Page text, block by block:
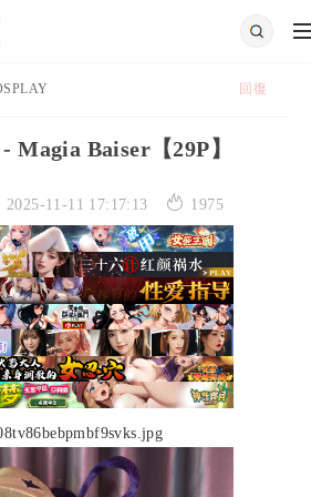
Magia Baiser【29P】
2025-11-11 17:17:13  1975
回復